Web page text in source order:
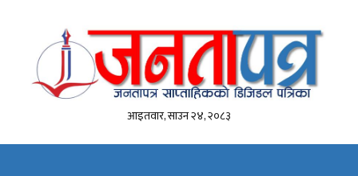
आइतवार, साउन २४, २०८३